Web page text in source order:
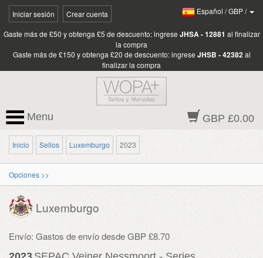
Iniciar sesión Crear cuenta Español /GBP/
Gaste más de £50 y obtenga £5 de descuento: ingrese JHSA - 12881 al finalizar
la compra
Gaste más de £150 y obtenga £20 de descuento: ingrese JHSB - 42382 al
finalizar la compra
GBP £0.00
Menu
Inicio Sellos Luxemburgo 2023
Opciones >>
Luxemburgo
Envío: Gastos de envío desde GBP £8.70